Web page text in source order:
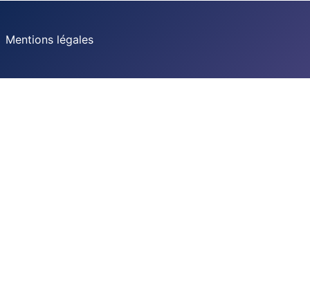
Mentions légales